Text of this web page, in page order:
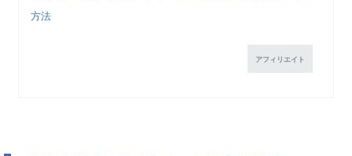
方法
アフィリエイト